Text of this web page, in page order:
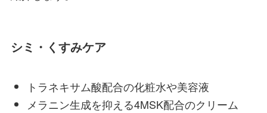
シミ・くすみケア
トラネキサム酸配合の化粧水や美容液
メラニン生成を抑える4MSK配合のクリーム